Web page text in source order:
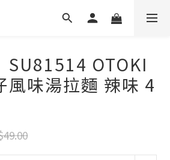
SU81514 OTOKI
風味湯拉麵 辣味 4